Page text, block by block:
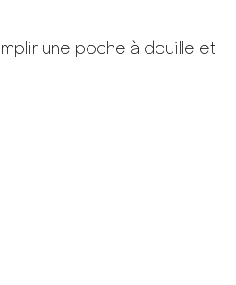
une poche à douille et